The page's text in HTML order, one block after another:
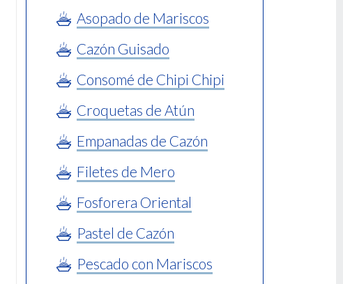
Asopado de Mariscos
Cazón Guisado
Consomé de Chipi Chipi
Croquetas de Atún
Empanadas de Cazón
Filetes de Mero
Fosforera Oriental
Pastel de Cazón
Pescado con Mariscos